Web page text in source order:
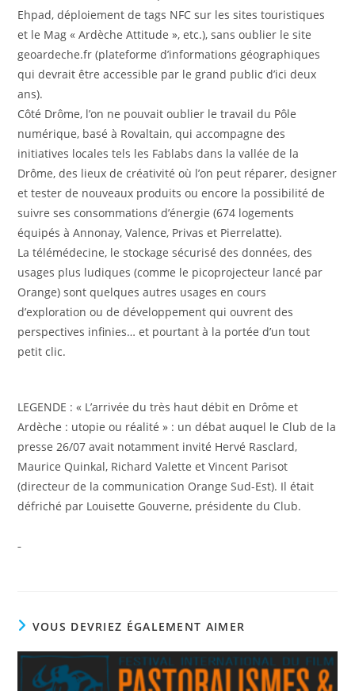
Ehpad, déploiement de tags NFC sur les sites touristiques
et le Mag « Ardèche Attitude », etc.), sans oublier le site
geoardeche.fr (plateforme d’informations géographiques
qui devrait être accessible par le grand public d’ici deux
ans).
Côté Drôme, l’on ne pouvait oublier le travail du Pôle
numérique, basé à Rovaltain, qui accompagne des
initiatives locales tels les Fablabs dans la vallée de la
Drôme, des lieux de créativité où l’on peut réparer, designer
et tester de nouveaux produits ou encore la possibilité de
suivre ses consommations d’énergie (674 logements
équipés à Annonay, Valence, Privas et Pierrelatte).
La télémédecine, le stockage sécurisé des données, des
usages plus ludiques (comme le picoprojecteur lancé par
Orange) sont quelques autres usages en cours
d’exploration ou de développement qui ouvrent des
perspectives infinies… et pourtant à la portée d’un tout
petit clic.
LEGENDE : « L’arrivée du très haut débit en Drôme et
Ardèche : utopie ou réalité » : un débat auquel le Club de la
presse 26/07 avait notamment invité Hervé Rasclard,
Maurice Quinkal, Richard Valette et Vincent Parisot
(directeur de la communication Orange Sud-Est). Il était
défriché par Louisette Gouverne, présidente du Club.
VOUS DEVRIEZ ÉGALEMENT AIMER